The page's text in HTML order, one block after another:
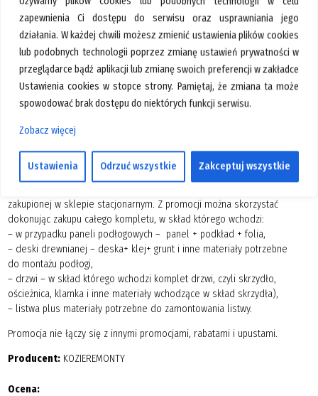
zapewnienia Ci dostępu do serwisu oraz usprawniania jego
działania. W każdej chwili możesz zmienić ustawienia plików cookies
lub podobnych technologii poprzez zmianę ustawień prywatności w
przeglądarce bądź aplikacji lub zmianę swoich preferencji w zakładce
Ustawienia cookies w stopce strony. Pamiętaj, że zmiana ta może
spowodować brak dostępu do niektórych funkcji serwisu.
Zobacz więcej
Ustawienia Odrzuć wszystkie Zakceptuj wszystkie
GALERIA
KONTAKT
SZUKAJ
MONTAŻ PODŁOGI I DRZWI
ZA 1zł
zakupionej w sklepie stacjonarnym. Z promocji można skorzystać
dokonując zakupu całego kompletu, w skład którego wchodzi:
– w przypadku paneli podłogowych – panel + podkład + folia,
– deski drewnianej – deska+ klej+ grunt i inne materiały potrzebne
do montażu podłogi,
– drzwi – w skład którego wchodzi komplet drzwi, czyli skrzydło,
ościeżnica, klamka i inne materiały wchodzące w skład skrzydła),
– listwa plus materiały potrzebne do zamontowania listwy.
Promocja nie łączy się z innymi promocjami, rabatami i upustami.
Producent:KOZIEREMONTY
Ocena: